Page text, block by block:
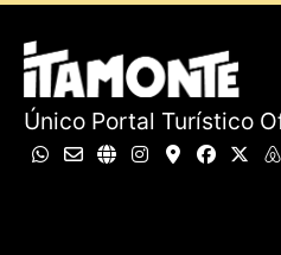
Único Portal Turístico